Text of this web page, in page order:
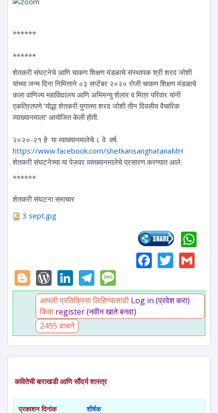
******
******
शेतकरी संघटनेचे आणि चाकण शिक्षण मंडळाचे संस्थापक श्री शरद जोशी
यांच्या जन्म दिना निमित्ताने ०३ सप्टेंबर २०२० रोजी चाकण शिक्षण मंडळाचे
कला वाणिज्य महाविद्यालय आणि अभिमन्यु शेलार व मित्र परिवार यांनी
एकत्रितपणे ‘योद्धा शेतकरी युगात्मा शरद जोशी तीन दिवसीय वैचारिक
व्याख्यानमाला’ आयोजित केली होती.
२०२०-२१ हे या व्याख्यानमालेचे ८ वे वर्ष.
https://www.facebook.com/shetkarisanghatanaMH
शेतकरी संघटनेच्या या पेजवर व्याख्यानमालेचे प्रसारण करण्यात आले.
******
शेतकरी संघटना समाचार
3 sept.jpg
Blogger
WordPress
LinkedIn
Telegram
आपली प्रतिक्रिया लिहिण्यासाठी Log in (प्रवेश करा)
किंवा register (नवीन खाते बनवा)
2495 वाचने
कवितेची बाराखडी आणि सौंदर्य शास्त्र
प्रकाशन दिनांक शीर्षक